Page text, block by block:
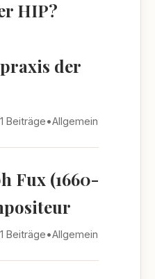
HIP?
der
1 Beiträge•Allgemein
Fux (1660-
1 Beiträge•Allgemein